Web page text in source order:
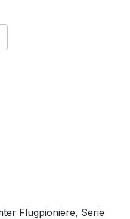
Flugpioniere, Serie